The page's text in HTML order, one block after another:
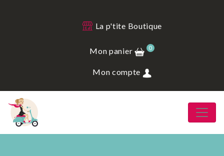
La p'tite Boutique
Mon panier 0
Mon compte